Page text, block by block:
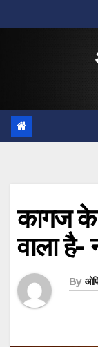
to
कागज के
वाला है-
By